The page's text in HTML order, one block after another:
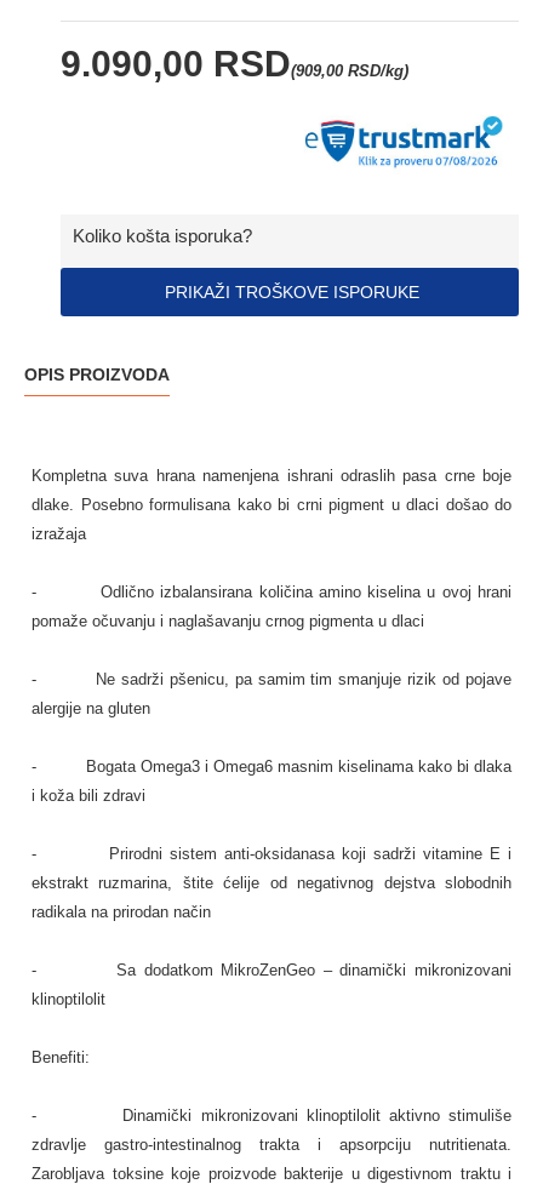
9.090,00 RSD(909,00 RSD/kg)
Koliko košta isporuka?
PRIKAŽI TROŠKOVE ISPORUKE
OPIS PROIZVODA
Kompletna suva hrana namenjena ishrani odraslih pasa crne boje
dlake. Posebno formulisana kako bi crni pigment u dlaci došao do
izražaja
- Odlično izbalansirana količina amino kiselina u ovoj hrani
pomaže očuvanju i naglašavanju crnog pigmenta u dlaci
- Ne sadrži pšenicu, pa samim tim smanjuje rizik od pojave
alergije na gluten
- Bogata Omega3 i Omega6 masnim kiselinama kako bi dlaka
i koža bili zdravi
- Prirodni sistem anti-oksidanasa koji sadrži vitamine E i
ekstrakt ruzmarina, štite ćelije od negativnog dejstva slobodnih
radikala na prirodan način
- Sa dodatkom MikroZenGeo – dinamički mikronizovani
klinoptilolit
Benefiti:
- Dinamički mikronizovani klinoptilolit aktivno stimuliše
zdravlje gastro-intestinalnog trakta i apsorpciju nutritienata.
Zarobljava toksine koje proizvode bakterije u digestivnom traktu i